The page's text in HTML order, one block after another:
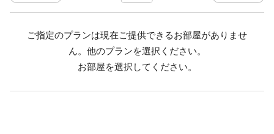
ご指定のプランは現在ご提供できるお部屋がありませ
ん。他のプランを選択ください。
お部屋を選択してください。